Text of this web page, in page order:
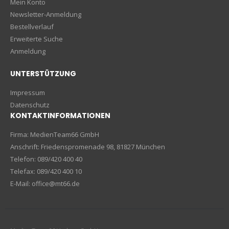
Mein Konto
Newsletter-Anmeldung
Bestellverlauf
Erweiterte Suche
Anmeldung
UNTERSTÜTZUNG
Impressum
Datenschutz
KONTAKTINFORMATIONEN
Firma: MedienTeam66 GmbH
Anschrift: Friedenspromenade 98, 81827 München
Telefon: 089/420 400 40
Telefax: 089/420 400 10
E-Mail: office@mt66.de